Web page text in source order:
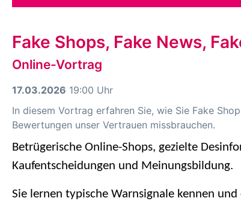
Fake Shops, Fake News,
Online-Vortrag
17.03.2026 19:00 Uhr
In diesem Vortrag erfahren Sie, wie Sie Fake
Bewertungen unser Vertrauen missbrauchen.
Betrügerische Online-Shops, gezielte
Kaufentscheidungen und Meinungsbildung.
Sie lernen typische Warnsignale kennen